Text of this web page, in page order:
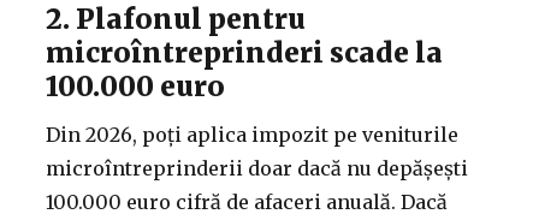
2. Plafonul pentru
microîntreprinderi scade la
100.000 euro
Din 2026, poți aplica impozit pe veniturile
microîntreprinderii doar dacă nu depășești
100.000 euro cifră de afaceri anuală. Dacă